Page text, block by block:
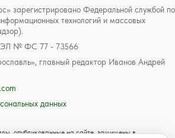
зарегистрировано Федеральной службой по
технологий и массовых
ЭЛ № ФС 77 - 73566
главный редактор Иванов Андрей
данных
опубликованные на сайте, защищены в